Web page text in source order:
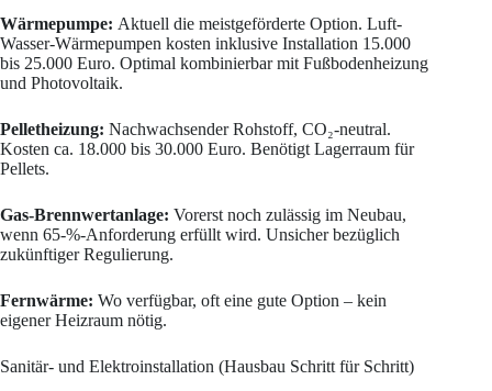
Wärmepumpe: Aktuell die meistgeförderte Option. Luft-
Wasser-Wärmepumpen kosten inklusive Installation 15.000
bis 25.000 Euro. Optimal kombinierbar mit Fußbodenheizung
und Photovoltaik.
Pelletheizung: Nachwachsender Rohstoff, CO₂-neutral.
Kosten ca. 18.000 bis 30.000 Euro. Benötigt Lagerraum für
Pellets.
Gas-Brennwertanlage: Vorerst noch zulässig im Neubau,
wenn 65-%-Anforderung erfüllt wird. Unsicher bezüglich
zukünftiger Regulierung.
Fernwärme: Wo verfügbar, oft eine gute Option – kein
eigener Heizraum nötig.
Sanitär- und Elektroinstallation (Hausbau Schritt für Schritt)